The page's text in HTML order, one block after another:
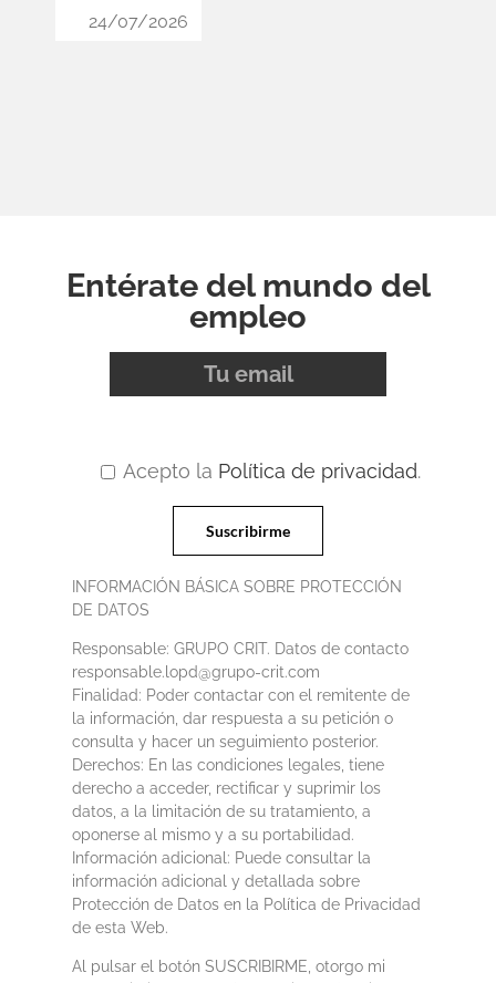
24/07/2026
Entérate del mundo del
empleo
Acepto la Política de privacidad.
INFORMACIÓN BÁSICA SOBRE PROTECCIÓN
DE DATOS
Responsable: GRUPO CRIT. Datos de contacto
responsable.lopd@grupo-crit.com
Finalidad: Poder contactar con el remitente de
la información, dar respuesta a su petición o
consulta y hacer un seguimiento posterior.
Derechos: En las condiciones legales, tiene
derecho a acceder, rectificar y suprimir los
datos, a la limitación de su tratamiento, a
oponerse al mismo y a su portabilidad.
Información adicional: Puede consultar la
información adicional y detallada sobre
Protección de Datos en la Política de Privacidad
de esta Web.
Al pulsar el botón SUSCRIBIRME, otorgo mi